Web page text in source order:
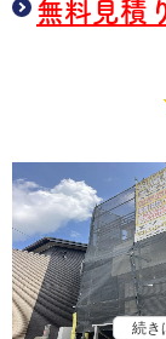
無料見積
続き